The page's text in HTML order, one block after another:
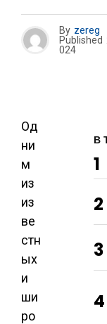
By zereg
Published
024
Од
ни
м
из
из
ве
стн
ых
и
ши
ро
В